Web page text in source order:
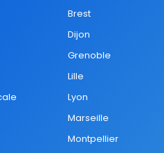
Brest
Dijon
Grenoble
Lille
Lyon
Marseille
Montpellier